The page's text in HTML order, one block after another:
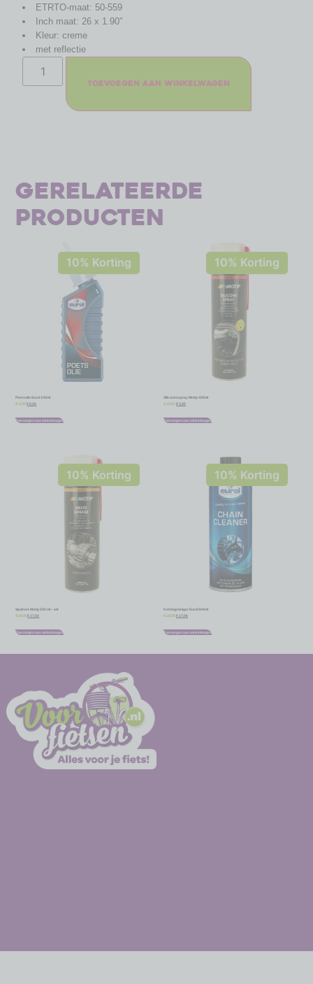
ETRTO-maat: 50-559
Inch maat: 26 x 1.90″
Kleur: creme
met reflectie
Toevoegen aan winkelwagen
Gerelateerde
producten
10% Korting
Poetsolie Eurol 100ml
€6,95 €6,26
Toevoegen aan winkelwagen
10% Korting
Siliconenspray Motip 400ml
6,00 €5,40
Toevoegen aan winkelwagen
10% Korting
Spuitvet Motip 500 ml – wit
€18,91 €17,02
Toevoegen aan winkelwagen
10% Korting
Kettingreiniger Eurol 500ml
18,95 €17,06
Toevoegen aan winkelwagen